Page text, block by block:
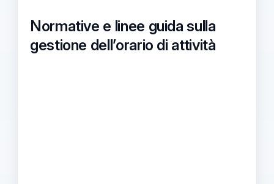
Normative e linee guida sulla
gestione dell’orario di attività